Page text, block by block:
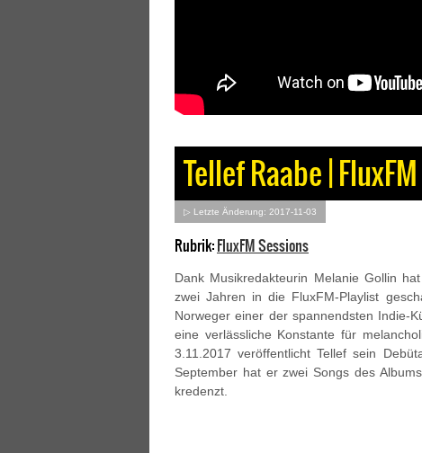
Tellef Raabe |
▷ Letzte Änderung: 2017-11-03
Rubrik:FluxFM Sessions
Dank Musikredakteurin Melanie Gollin
zwei Jahren in die FluxFM-Playlist
Norweger einer der spannendsten Indie-
eine verlässliche Konstante für
3.11.2017 veröffentlicht Tellef sein
September hat er zwei Songs des
kredenzt.